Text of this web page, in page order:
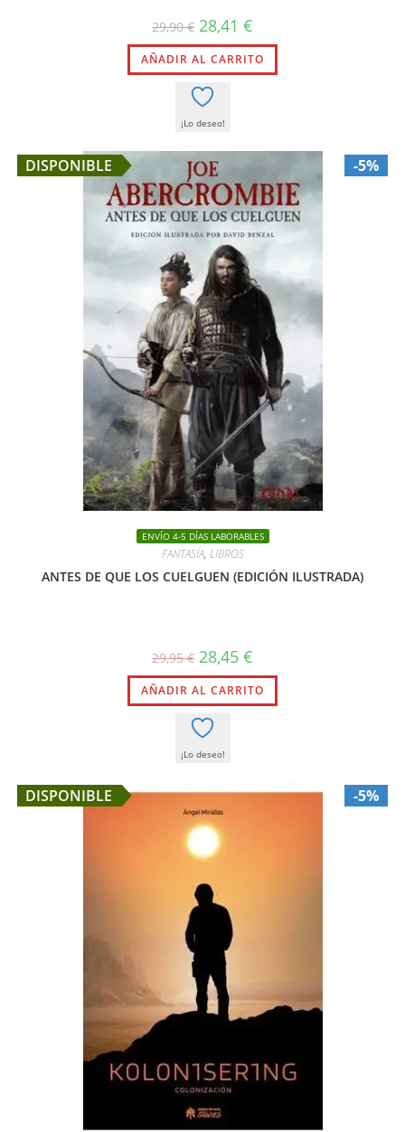
29,90€ El
precio
original
era:
29,90 €.
28,41 €
actual
es:
28,41 €.
AÑADIR AL CARRITO
¡Lo deseo!
DISPONIBLE -5%
ENVÍO 4-5 DÍAS LABORABLES
FANTASÍA, LIBROS
ANTES DE QUE LOS CUELGUEN (EDICIÓN ILUSTRADA)
29,95€ El
precio
original
era:
29,95 €.
28,45 €
actual
es:
28,45 €.
AÑADIR AL CARRITO
¡Lo deseo!
DISPONIBLE -5%